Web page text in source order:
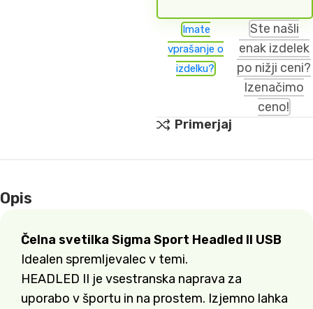
Imate
vprašanje o
izdelku?
Ste našli
enak izdelek
po nižji ceni?
Izenačimo
ceno!
Primerjaj
Opis
Čelna svetilka Sigma Sport Headled II USB
Idealen spremljevalec v temi.
HEADLED II je vsestranska naprava za
uporabo v športu in na prostem. Izjemno lahka